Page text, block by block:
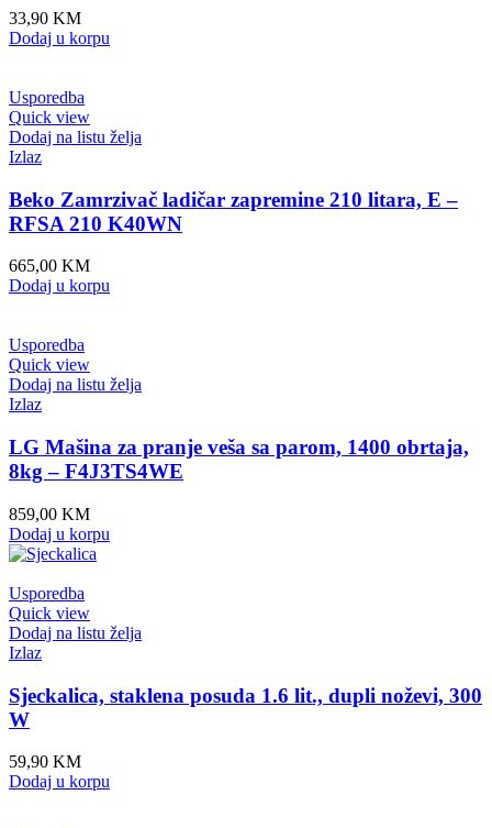
33,90 KM
Dodaj u korpu
Usporedba
Quick view
Dodaj na listu želja
Izlaz
Beko Zamrzivač ladičar zapremine 210 litara, E –
RFSA 210 K40WN
665,00 KM
Dodaj u korpu
Usporedba
Quick view
Dodaj na listu želja
Izlaz
LG Mašina za pranje veša sa parom, 1400 obrtaja,
8kg – F4J3TS4WE
859,00 KM
Dodaj u korpu
Usporedba
Quick view
Dodaj na listu želja
Izlaz
Sjeckalica, staklena posuda 1.6 lit., dupli noževi, 300
W
59,90 KM
Dodaj u korpu